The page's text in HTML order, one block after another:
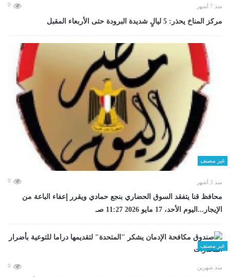
منذ 7 أشهر 0
مركز المناخ يحذر: 5 ليالٍ شديدة البرودة حتى الأربعاء المقبل
غير مصنف
منذ 3 أشهر 0
محافظ قنا يتفقد السوق الحضاري بنجع حمادي ويقرر إعفاء الباعة من
الإيجار...اليوم الأحد، 17 مايو 2026 11:27 صـ
غير مصنف
منذ شهرين 0